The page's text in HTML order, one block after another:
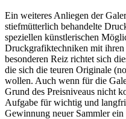
Ein weiteres Anliegen der
stiefmütterlich behandelte
speziellen künstlerischen
Druckgrafiktechniken mit
besonderen Reiz richtet sich
die sich die teuren Originale
wollen. Auch wenn für die
Grund des Preisniveaus nicht
Aufgabe für wichtig und
Gewinnung neuer Sammler